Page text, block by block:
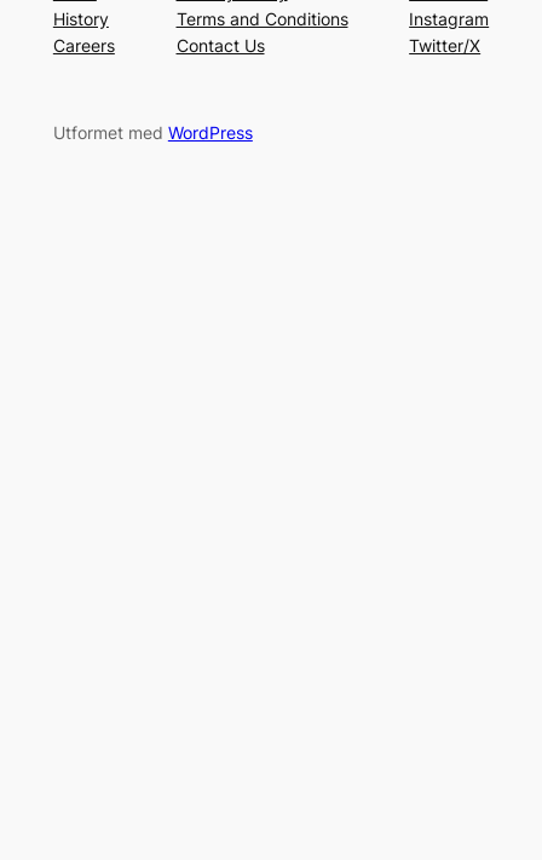
History
Careers
Terms and Conditions
Contact Us
Instagram
Twitter/X
Utformet med WordPress